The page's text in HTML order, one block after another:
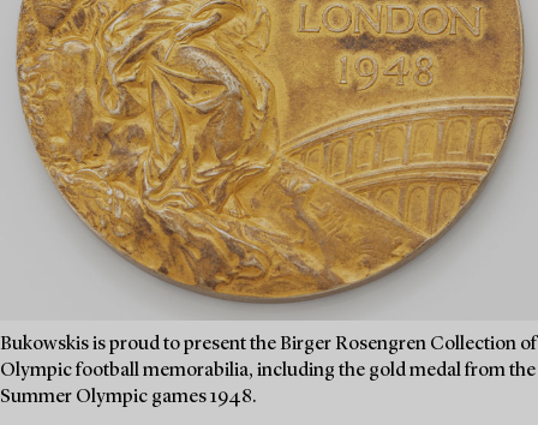
Bukowskis is proud to present the Birger Rosengren Collection of
Olympic football memorabilia, including the gold medal from the
Summer Olympic games 1948.